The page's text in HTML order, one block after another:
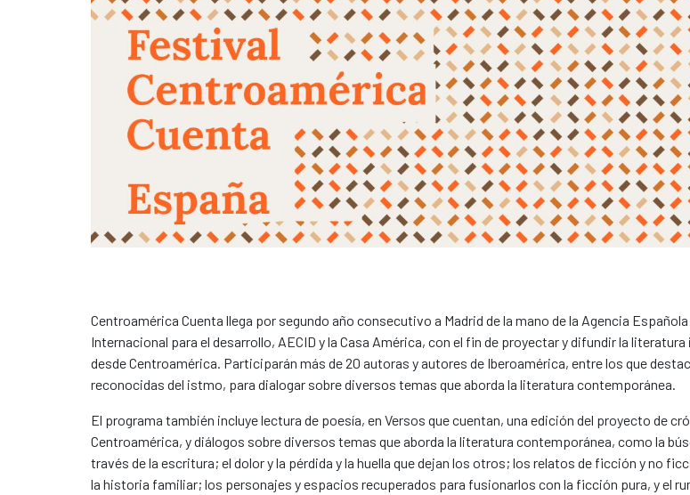
Centroamérica Cuenta llega por segundo año consecutivo a Madrid de la mano de la Agencia
Internacional para el desarrollo, AECID y la Casa América, con el fin de proyectar y difundir la
desde Centroamérica. Participarán más de 20 autoras y autores de Iberoamérica, entre los que
reconocidas del istmo, para dialogar sobre diversos temas que aborda la literatura contemporánea.
El programa también incluye lectura de poesía, en Versos que cuentan, una edición del proyecto de
Centroamérica, y diálogos sobre diversos temas que aborda la literatura contemporánea, como la
través de la escritura; el dolor y la pérdida y la huella que dejan los otros; los relatos de ficción y no
la historia familiar; los personajes y espacios recuperados para fusionarlos con la ficción pura, y el